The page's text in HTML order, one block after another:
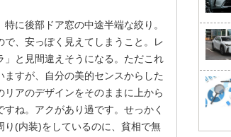
に後部ドア窓の中途半端な絞り。
、安っぽく見えてしまうこと。レ
と見間違えそうになる。ただこれ
すが、自分の美的センスからした
アのデザインをそのままに上から
ね。アクがあり過です。せっかく
(内装)をしているのに、貧相で無